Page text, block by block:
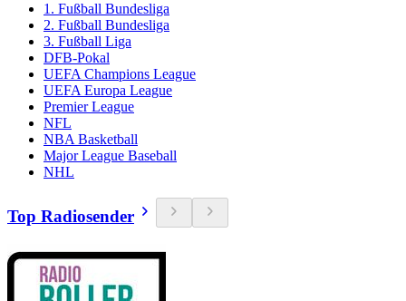
1. Fußball Bundesliga
2. Fußball Bundesliga
3. Fußball Liga
DFB-Pokal
UEFA Champions League
UEFA Europa League
Premier League
NFL
NBA Basketball
Major League Baseball
NHL
Top Radiosender